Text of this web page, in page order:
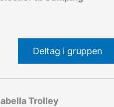
Deltag i gruppen
Trolley